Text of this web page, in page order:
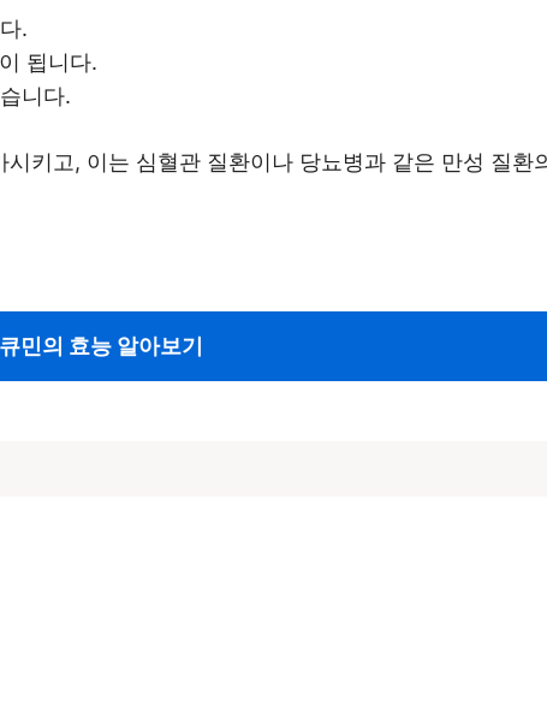
.
됩니다.
니다.
키고, 이는 심혈관 질환이나 당뇨병과 같은 만성 질환
민의 효능 알아보기